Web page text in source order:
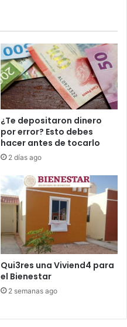
¿Te depositaron dinero
por error? Esto debes
hacer antes de tocarlo
2 días ago
Qui3res una Viviend4 para
el Bienestar
2 semanas ago